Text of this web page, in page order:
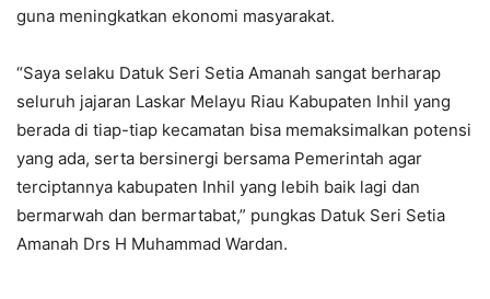
guna meningkatkan ekonomi masyarakat.
“Saya selaku Datuk Seri Setia Amanah sangat berharap
seluruh jajaran Laskar Melayu Riau Kabupaten Inhil yang
berada di tiap-tiap kecamatan bisa memaksimalkan potensi
yang ada, serta bersinergi bersama Pemerintah agar
terciptannya kabupaten Inhil yang lebih baik lagi dan
bermarwah dan bermartabat,” pungkas Datuk Seri Setia
Amanah Drs H Muhammad Wardan.